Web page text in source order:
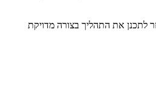
לתכנן את התהליך בצורה מדויקת